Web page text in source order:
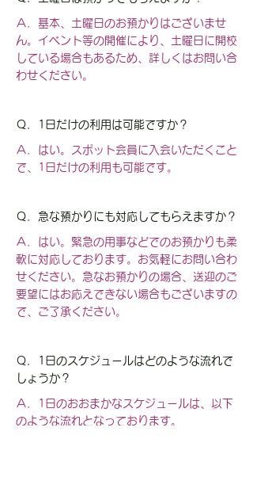
Ａ．基本、土曜日のお預かりはございませ
ん。イベント等の開催により、土曜日に開校
している場合もあるため、詳しくはお問い合
わせください。
Ｑ．1日だけの利用は可能ですか？
Ａ．はい。スポット会員に入会いただくこと
で、1日だけの利用も可能です。
Ｑ．急な預かりにも対応してもらえますか？
Ａ．はい。緊急の用事などでのお預かりも柔
軟に対応しております。お気軽にお問い合わ
せください。急なお預かりの場合、送迎のご
要望にはお応えできない場合もございますの
で、ご了承ください。
Ｑ．1日のスケジュールはどのような流れで
しょうか？
Ａ．1日のおおまかなスケジュールは、以下
のような流れとなっております。